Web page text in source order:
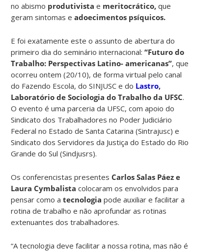
no abismo produtivista e meritocrático, que
geram sintomas eadoecimentos psíquicos.
E foi exatamente este o assunto de abertura do
primeiro dia do seminário internacional:“Futuro do
Trabalho: Perspectivas Latino- americanas”, que
ocorreu ontem (20/10), de forma virtual pelo canal
do Fazendo Escola, do SINJUSC e do Lastro,
Laboratório de Sociologia do Trabalho da UFSC.
O evento é uma parceria da UFSC, com apoio do
Sindicato dos Trabalhadores no Poder Judiciário
Federal no Estado de Santa Catarina (Sintrajusc) e
Sindicato dos Servidores da Justiça do Estado do Rio
Grande do Sul (Sindjusrs).
Os conferencistas presentes Carlos Salas Páez e
Laura Cymbalista colocaram os envolvidos para
pensar como atecnologiapode auxiliar e facilitar a
rotina de trabalho e não aprofundar as rotinas
extenuantes dos trabalhadores.
“A tecnologia deve facilitar a nossa rotina, mas não é